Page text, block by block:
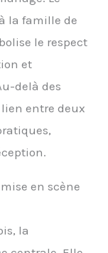
la famille de
le respect
et
delà des
entre deux
en scène
la